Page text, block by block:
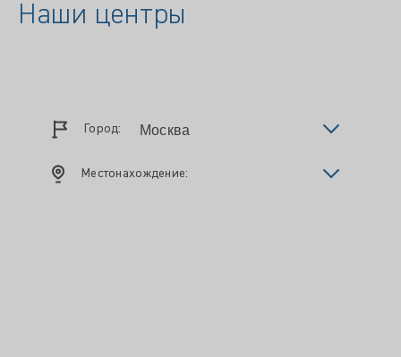
Наши центры
Город:
Местонахождение: